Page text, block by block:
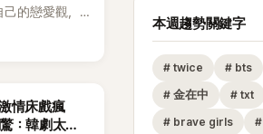
的戀愛觀，
友搶走男
情床戲瘋
：韓劇太敢
本週趨勢關鍵字
# twice # bts
# 金在中 # txt
# brave girls #